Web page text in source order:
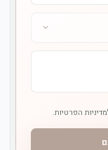
הפרטיות.